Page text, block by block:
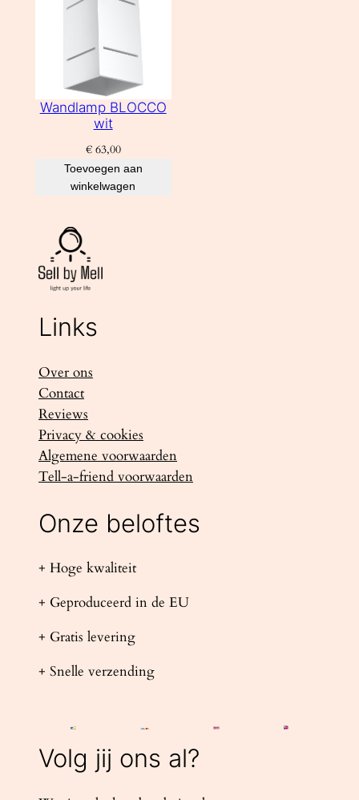
Wandlamp BLOCCO
wit
€63,00
Toevoegen aan
winkelwagen
Links
Over ons
Contact
Reviews
Privacy & cookies
Algemene voorwaarden
Tell-a-friend voorwaarden
Onze beloftes
+ Hoge kwaliteit
+ Geproduceerd in de EU
+ Gratis levering
+ Snelle verzending
Volg jij ons al?